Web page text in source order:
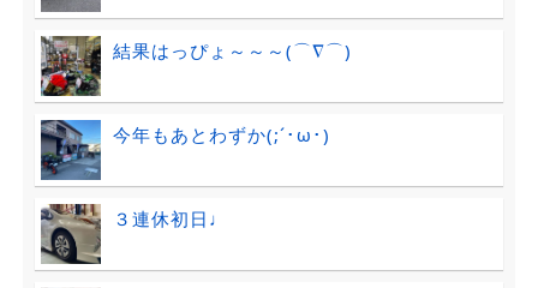
結果はっぴょ～～～(⌒∇⌒)
今年もあとわずか(;´･ω･)
３連休初日♩